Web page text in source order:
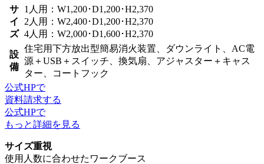
サ
イ
ズ
1人用：W1,200･D1,200･H2,370
2人用：W2,400･D1,200･H2,370
4人用：W2,000･D1,600･H2,370
設
備
住宅用下方放出型簡易消火装置、ダウンライト、AC電
源＋USB＋スイッチ、換気扇、アジャスター＋キャス
ター、コートフック
公式HPで
資料請求する
公式HPで
もっと詳細を見る
サイズ重視
使用人数に合わせたワークブース